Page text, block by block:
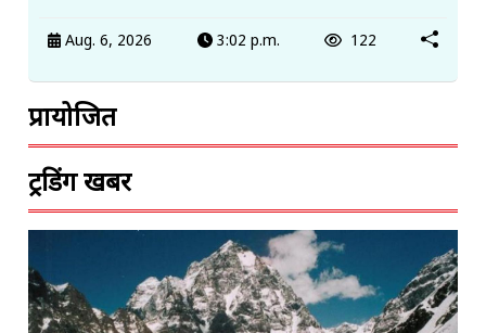
Aug. 6, 2026 3:02 p.m. 122
प्रायोजित
ट्रेंडिंग खबरें